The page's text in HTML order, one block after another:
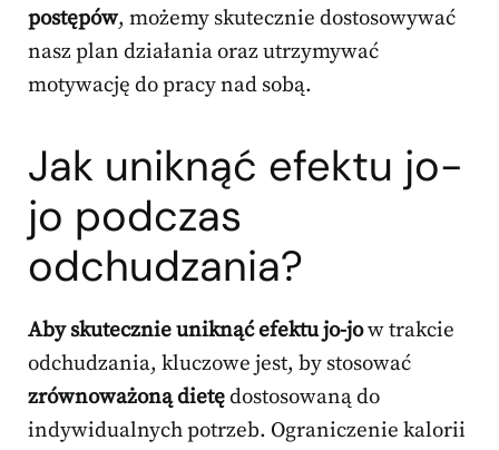
postępów, możemy skutecznie dostosowywać
nasz plan działania oraz utrzymywać
motywację do pracy nad sobą.
Jak uniknąć efektu jo-
jo podczas
odchudzania?
Aby skutecznie uniknąć efektu jo-jow trakcie
odchudzania, kluczowe jest, by stosować
zrównoważoną dietędostosowaną do
indywidualnych potrzeb. Ograniczenie kalorii